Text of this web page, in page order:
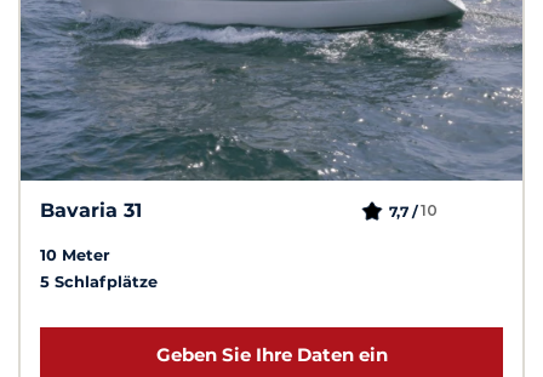
Bavaria 31 7,7 /10
10 Meter
5 Schlafplätze
Geben Sie Ihre Daten ein